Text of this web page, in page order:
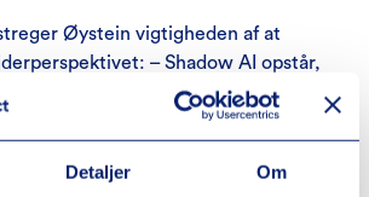
Detaljer Om
Øystein vigtigheden af at
– Shadow AI opstår,
finder alternative måder at få
der ikke er godkendt. Hvis
mister organisationen